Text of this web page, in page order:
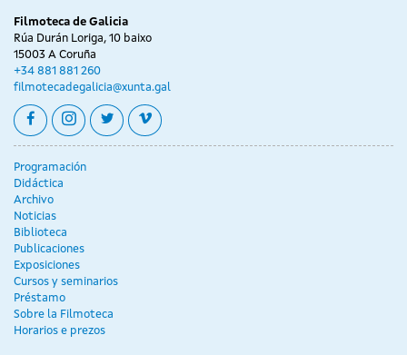
Filmoteca de Galicia
Rúa Durán Loriga, 10 baixo
15003 A Coruña
+34 881 881 260
filmotecadegalicia@xunta.gal
facebookinstagram
twittervimeo
Programación
Didáctica
Archivo
Noticias
Biblioteca
Publicaciones
Exposiciones
Cursos y seminarios
Préstamo
Sobre la Filmoteca
Horarios e prezos